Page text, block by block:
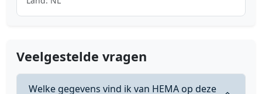
Veelgestelde vragen
Welke gegevens vind ik van HEMA op deze